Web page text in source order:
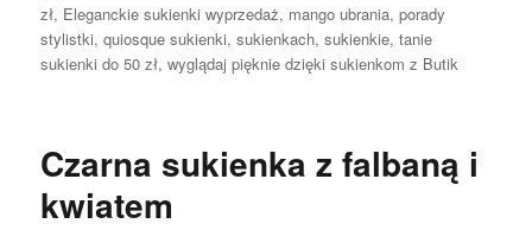
zł, Eleganckie sukienki wyprzedaż, mango ubrania,porady
stylistki,quiosque sukienki,sukienkach,sukienkie,tanie
sukienki do 50 zł,wyglądaj pięknie dzięki sukienkom z Butik
Czarna sukienka z falbaną i
kwiatem